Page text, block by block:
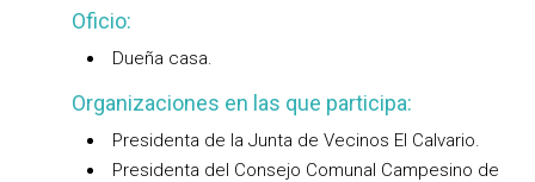
Oficio:
Dueña casa.
Organizaciones en las que participa:
Presidenta de la Junta de Vecinos El Calvario.
Presidenta del Consejo Comunal Campesino de